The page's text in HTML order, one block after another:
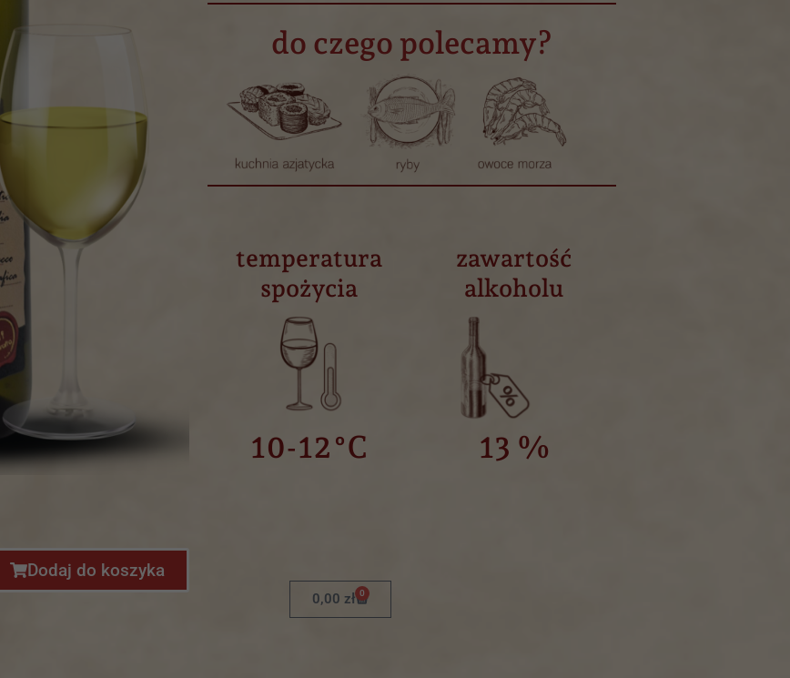
do czego polecamy?
temperatura
spożycia
zawartość
alkoholu
10-12°C 13 %
Dodaj do koszyka
0,00zł 0